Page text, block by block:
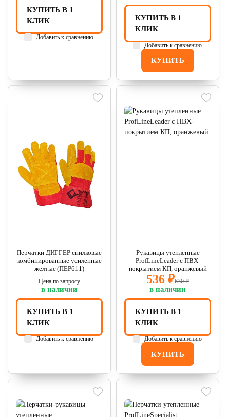
КУПИТЬ В 1
КЛИК
Добавить к сравнению
КУПИТЬ
КУПИТЬ В 1
КЛИК
Добавить к сравнению
Перчатки ДИГГЕР спилковые
комбинированные усиленные
желтые (ПЕР611)
Цена по запросу
в наличии
КУПИТЬ В 1
КЛИК
Добавить к сравнению
Рукавицы утепленные
ProfLineLeader с ПВХ-
покрытием КП, оранжевый
536 ₽630 ₽
в наличии
КУПИТЬ
КУПИТЬ В 1
КЛИК
Добавить к сравнению